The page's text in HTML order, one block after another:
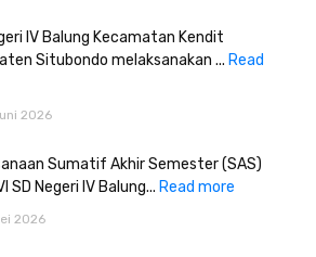
IV Balung Kecamatan Kendit
Situbondo melaksanakan ... Read
2026
Sumatif Akhir Semester (SAS)
SD Negeri IV Balung... Read more
2026